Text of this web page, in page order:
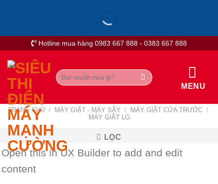
Hotline mua hàng 0983 667 888 - 0383 667 888
Tìm
kiếm:
MENU
TRANG CHỦ / MÁY GIẶT - MÁY SẤY / MÁY GIẶT CỬA TRƯỚC /
MÁY GIẶT LG
LỌC
Open this in UX Builder to add and edit
content